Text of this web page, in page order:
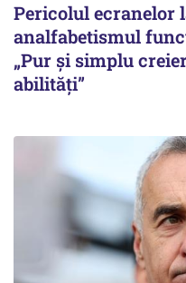
Pericolul ecranelor
analfabetismul
„Pur și simplu
abilități”